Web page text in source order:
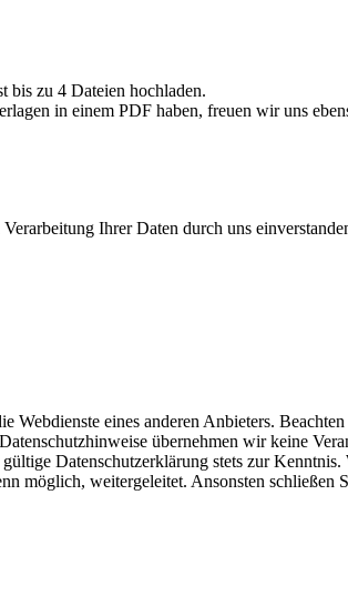
bis zu 4 Dateien hochladen.
in einem PDF haben, freuen wir uns
Ihrer Daten durch uns
eines anderen Anbieters.
übernehmen wir keine
Datenschutzerklärung stets zur
möglich, weitergeleitet. Ansonsten schließen